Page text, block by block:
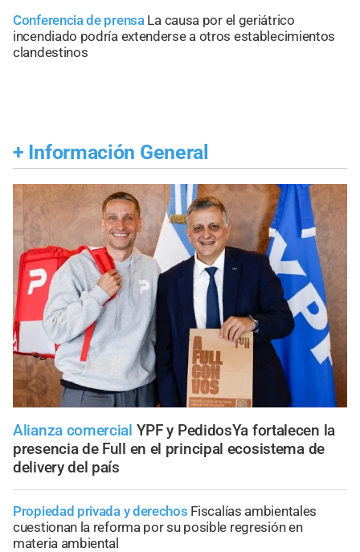
Conferencia de prensa La causa por el geriátrico
incendiado podría extenderse a otros establecimientos
clandestinos
+ Información General
Alianza comercial YPF y PedidosYa fortalecen la
presencia de Full en el principal ecosistema de
delivery del país
Propiedad privada y derechos Fiscalías ambientales
cuestionan la reforma por su posible regresión en
materia ambiental